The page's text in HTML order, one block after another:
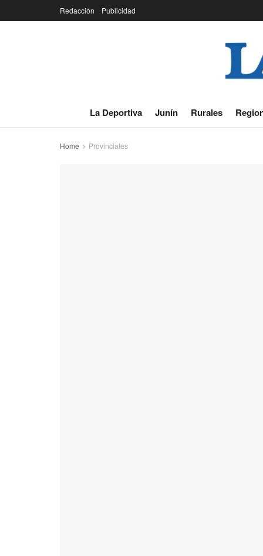
Redacción Publicidad
La Deportiva Junín Rurales
Home Provinciales